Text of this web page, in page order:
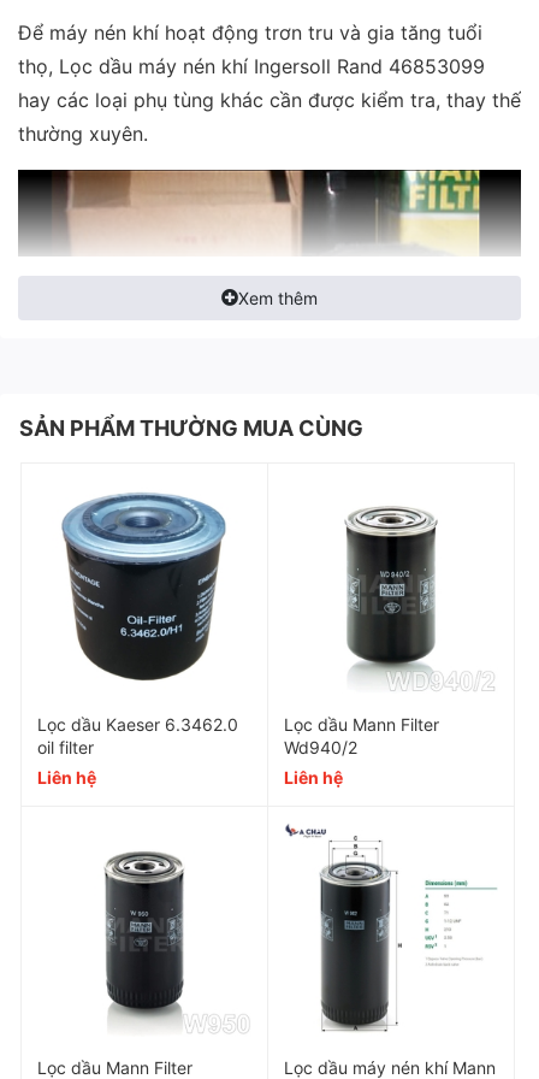
Để máy nén khí hoạt động trơn tru và gia tăng tuổi
thọ, Lọc dầu máy nén khí Ingersoll Rand 46853099
hay các loại phụ tùng khác cần được kiểm tra, thay thế
thường xuyên.
Thông số kỹ thuật của Lọc dầu
máy nén khí Ingersoll Rand
46853099
Part Number
Sử dụng cho
Máy nén khí Ingersoll Rand
Lưu lượng
Độ chính xác
Cấp độ lọc
0.1
Xem thêm
SẢN PHẨM THƯỜNG MUA CÙNG
Lọc dầu Kaeser 6.3462.0
oil filter
Liên hệ
Lọc dầu Mann Filter
Wd940/2
Liên hệ
Lọc dầu Mann Filter
Lọc dầu máy nén khí Mann